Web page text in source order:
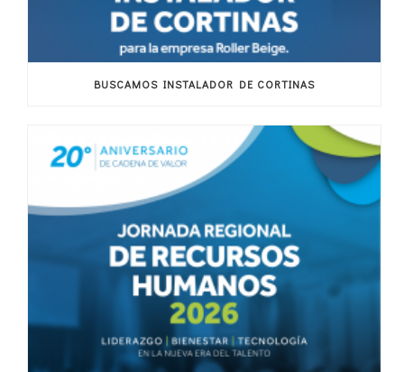
BUSCAMOS INSTALADOR DE CORTINAS